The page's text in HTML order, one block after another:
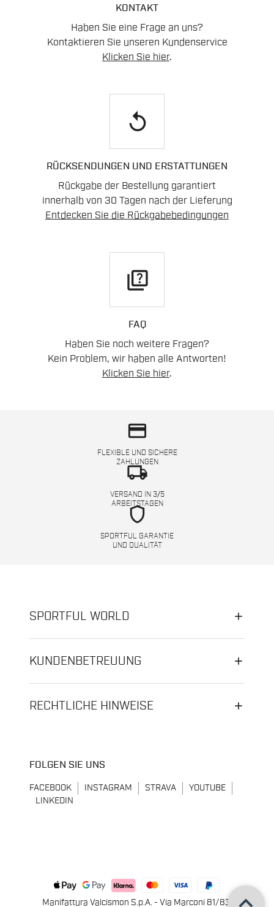
KONTAKT
Haben Sie eine Frage an uns?
Kontaktieren Sie unseren Kundenservice
Klicken Sie hier.
replay
RÜCKSENDUNGEN UND ERSTATTUNGEN
Rückgabe der Bestellung garantiert
innerhalb von 30 Tagen nach der Lieferung
Entdecken Sie die Rückgabebedingungen
quiz
FAQ
Haben Sie noch weitere Fragen?
Kein Problem, wir haben alle Antworten!
Klicken Sie hier.
credit_card
FLEXIBLE UND SICHERE
ZAHLUNGEN
local_shipping
VERSAND IN 3/5
ARBEITSTAGEN
shield
SPORTFUL GARANTIE
UND QUALITÄT
SPORTFUL WORLD
KUNDENBETREUUNG
RECHTLICHE HINWEISE
FOLGEN SIE UNS
FACEBOOK INSTAGRAM STRAVA
YOUTUBE
LINKEDIN
Manifattura Valcismon S.p.A. - Via Marconi 81/83,